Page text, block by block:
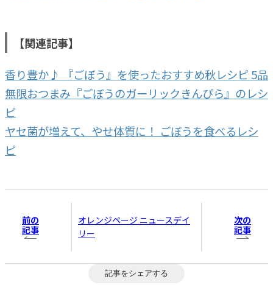
【関連記事】
香り豊か♪ 『ごぼう』を使ったおすすめ秋レシピ 5品
無限おつまみ『ごぼうのガーリックきんぴら』のレシ
ピ
ヤセ菌が増えて、やせ体質に！ ごぼうを食べるレシ
ピ
前の
記事
オレンジページ ニュースデイ
リー
次の
記事
記事をシェアする